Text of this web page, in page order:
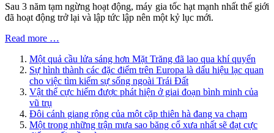
Sau 3 năm tạm ngừng hoạt động, máy gia tốc hạt mạnh nhất thế giới
đã hoạt động trở lại và lập tức lập nên một kỷ lục mới.
Read more …
Một quả cầu lửa sáng hơn Mặt Trăng đã lao qua khí quyển
Sự hình thành các đặc điểm trên Europa là dấu hiệu lạc quan
cho việc tìm kiếm sự sống ngoài Trái Đất
Vật thể cực hiếm được phát hiện ở giai đoạn bình minh của
vũ trụ
Đôi cánh giang rộng của một cặp thiên hà đang va chạm
Một trong những trận mưa sao băng cổ xưa nhất sẽ đạt cực